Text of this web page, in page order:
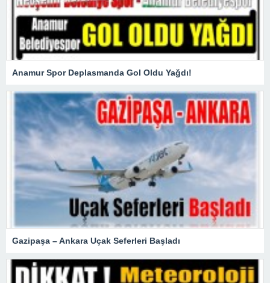
Anamur Spor Deplasmanda Gol Oldu Yağdı!
Gazipaşa – Ankara Uçak Seferleri Başladı